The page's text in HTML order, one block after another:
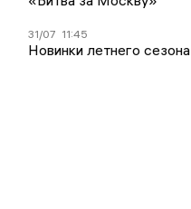
31/07 11:45
Новинки летнего сезона